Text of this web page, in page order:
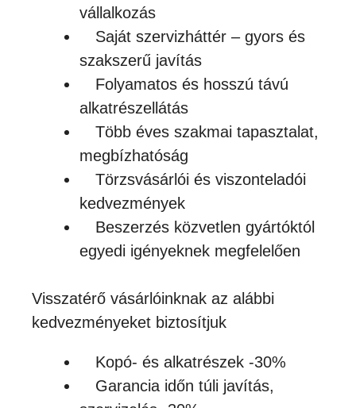
vállalkozás
Saját szervizháttér – gyors és
szakszerű javítás
Folyamatos és hosszú távú
alkatrészellátás
Több éves szakmai tapasztalat,
megbízhatóság
Törzsvásárlói és viszonteladói
kedvezmények
Beszerzés közvetlen gyártóktól
egyedi igényeknek megfelelően
Visszatérő vásárlóinknak az alábbi
kedvezményeket biztosítjuk
Kopó- és alkatrészek -30%
Garancia időn túli javítás,